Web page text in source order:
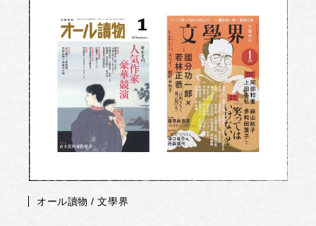
オール讀物 / 文學界